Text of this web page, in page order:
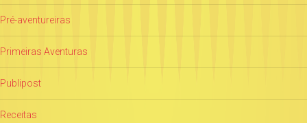
Pré-aventureiras
Primeiras Aventuras
Publipost
Receitas